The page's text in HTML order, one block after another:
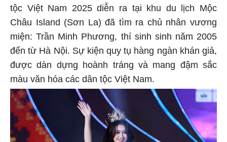
tộc Việt Nam 2025 diễn ra tại khu du lịch Mộc
Châu Island (Sơn La) đã tìm ra chủ nhân vương
miện: Trần Minh Phương, thí sinh sinh năm 2005
đến từ Hà Nội. Sự kiện quy tụ hàng ngàn khán giả,
được dàn dựng hoành tráng và mang đậm sắc
màu văn hóa các dân tộc Việt Nam.